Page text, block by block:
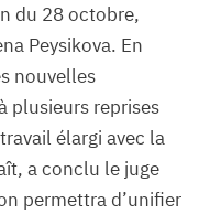
du 28 octobre,
Peysikova. En
nouvelles
plusieurs reprises
élargi avec la
a conclu le juge
permettra d’unifier